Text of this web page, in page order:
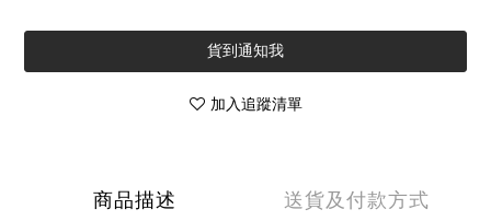
貨到通知我
加入追蹤清單
商品描述 送貨及付款方式